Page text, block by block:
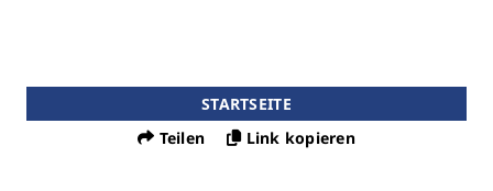
STARTSEITE
Teilen
Link kopieren